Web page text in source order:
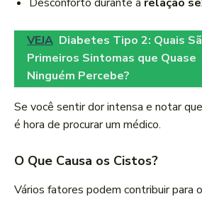
VEJA Diabetes Tipo 2: Quais
Primeiros Sintomas que Quase
Ninguém Percebe?
Se você sentir dor intensa e notar
é hora de procurar um médico.
O Que Causa os Cistos?
Vários fatores podem contribuir para